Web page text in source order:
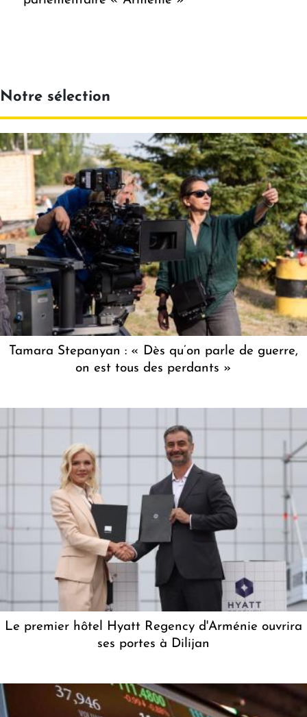
Notre sélection
Tamara Stepanyan : « Dès qu’on parle de guerre,
on est tous des perdants »
Le premier hôtel Hyatt Regency d'Arménie ouvrira
ses portes à Dilijan